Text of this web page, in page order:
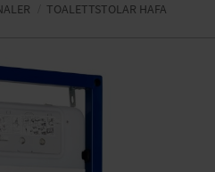
TOALETTSTOLAR HAFA